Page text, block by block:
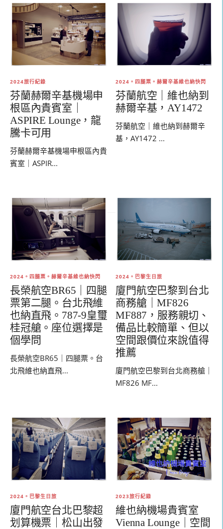
2024旅行紀錄
芬蘭赫爾辛基機場申
根區內貴賓室｜
ASPIRE Lounge，龍
騰卡可用
芬蘭赫爾辛基機場申根區內貴
賓室｜ASPIR...
2024。四腿票。赫爾辛基維也納快閃
芬蘭航空｜維也納到
赫爾辛基，AY1472
芬蘭航空｜維也納到赫爾辛
基，AY1472 ...
2024。四腿票。赫爾辛基維也納快閃
長榮航空BR65｜四腿
票第二腿。台北飛維
也納直飛。787-9皇璽
桂冠艙。座位選擇是
個學問
長榮航空BR65｜四腿票。台
北飛維也納直飛...
2024。巴黎生日旅
廈門航空巴黎到台北
商務艙｜MF826
MF887，服務親切、
備品比較簡單、但以
空間跟價位來說值得
推薦
廈門航空巴黎到台北商務艙｜
MF826 MF...
2024。巴黎生日旅
廈門航空台北巴黎超
划算機票｜松山出發
2023旅行紀錄
維也納機場貴賓室
Vienna Lounge｜空間